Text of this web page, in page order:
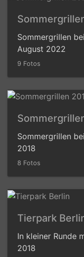
Sommergrillen
August 2022
9 Fotos
Sommergrillen
2018
8 Fotos
Tierpark
In kleiner Runde
2018